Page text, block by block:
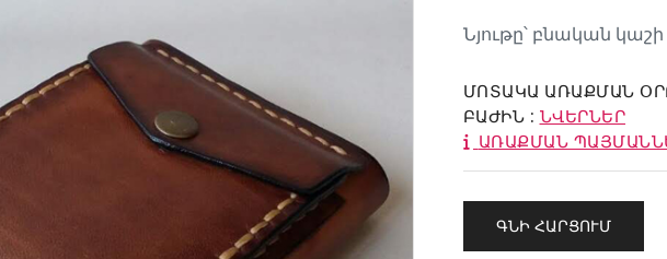
Նյութը՝ բնական կաշի
ՄՈՏԱԿԱ ԱՌԱՔՄԱՆ
ԲԱԺԻՆ : ՆՎԵՐՆԵՐ
ԱՌԱՔՄԱՆ
ԳՆԻ ՀԱՐՑՈՒՄ